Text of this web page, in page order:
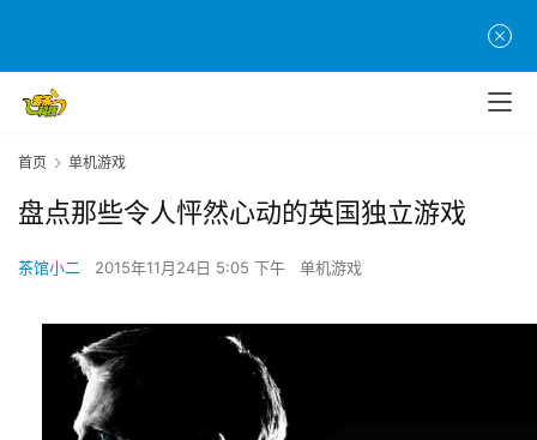
首页 单机游戏
盘点那些令人怦然心动的英国独立游戏
茶馆小二 2015年11月24日 5:05 下午 单机游戏